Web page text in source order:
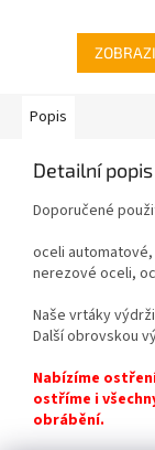
Popis
Detailní
Doporučené
oceli
nerezové oceli,
Naše vrtáky
Další obrovskou
Nabízíme
ostříme i
obrábění.